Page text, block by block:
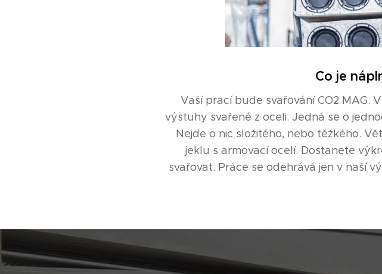
Co je
Vaší prací bude svařování CO2 MAG.
výstuhy svařené z oceli. Jedná se o
Nejde o nic složitého, nebo těžkého.
jeklu s armovací ocelí. Dostanete
svařovat. Práce se odehrává jen v naší